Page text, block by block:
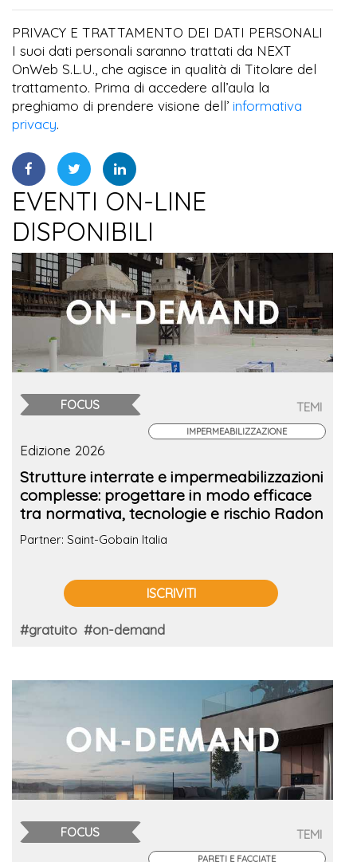
PRIVACY E TRATTAMENTO DEI DATI PERSONALI
I suoi dati personali saranno trattati da NEXT
OnWeb S.L.U., che agisce in qualità di Titolare del
trattamento. Prima di accedere all’aula la
preghiamo di prendere visione dell’ informativa
privacy.
EVENTI ON-LINE
DISPONIBILI
FOCUS TEMI
IMPERMEABILIZZAZIONE
Edizione 2026
Strutture interrate e impermeabilizzazioni
complesse: progettare in modo efficace
tra normativa, tecnologie e rischio Radon
Partner: Saint-Gobain Italia
ISCRIVITI
#gratuito #on-demand
FOCUS TEMI
PARETI E FACCIATE